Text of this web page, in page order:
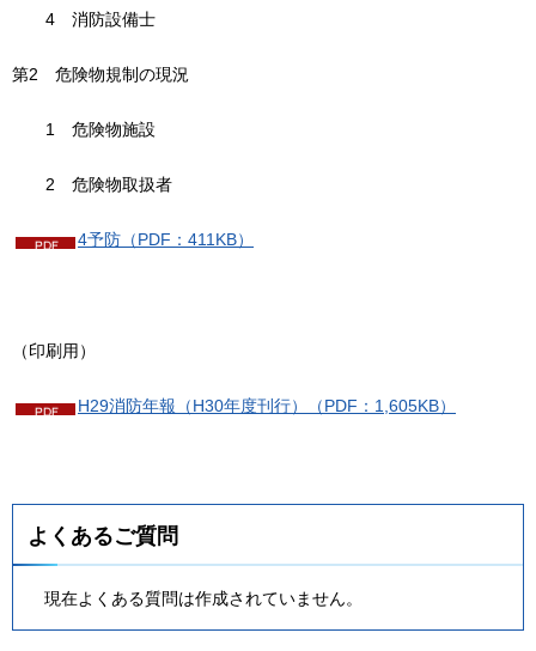
4 消防設備士
第2 危険物規制の現況
1 危険物施設
2 危険物取扱者
4予防（PDF：411KB）
（印刷用）
H29消防年報（H30年度刊行）（PDF：1,605KB）
よくあるご質問
現在よくある質問は作成されていません。